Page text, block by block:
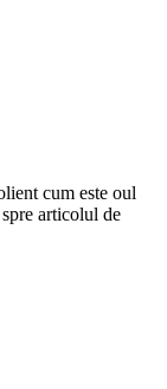
cum este oul
articolul de